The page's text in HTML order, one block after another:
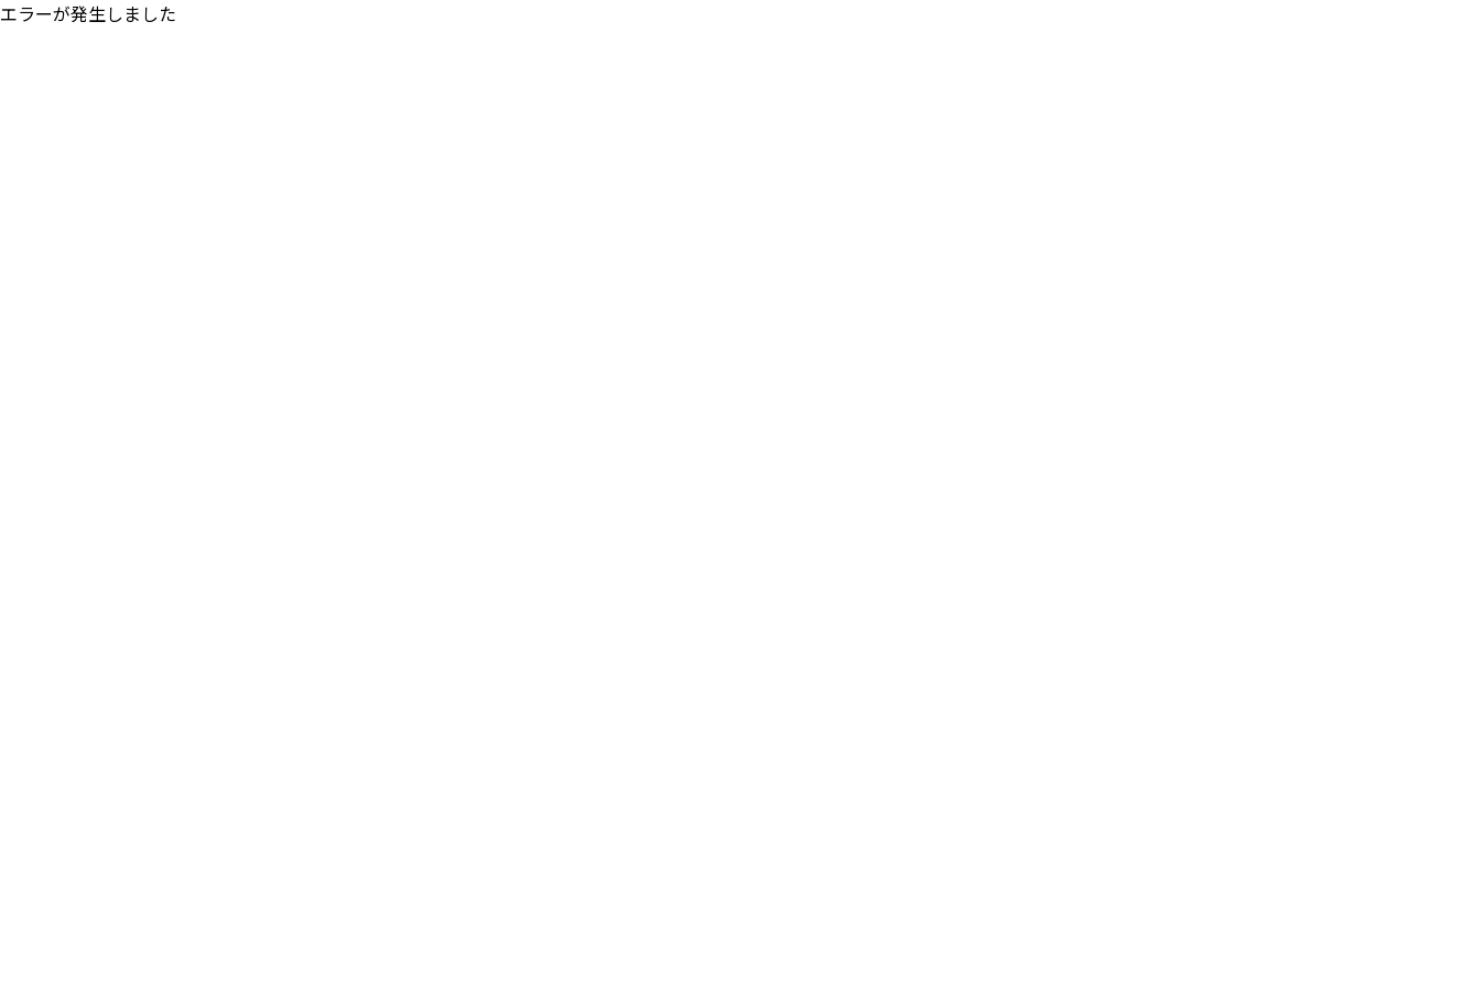
エラーが発生しました